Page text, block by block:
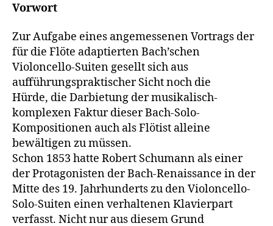
Vorwort
Zur Aufgabe eines angemessenen Vortrags der
für die Flöte adaptierten Bach’schen
Violoncello-Suiten gesellt sich aus
aufführungspraktischer Sicht noch die
Hürde, die Darbietung der musikalisch-
komplexen Faktur dieser Bach-Solo-
Kompositionen auch als Flötist alleine
bewältigen zu müssen.
Schon 1853 hatte Robert Schumann als einer
der Protagonisten der Bach-Renaissance in der
Mitte des 19. Jahrhunderts zu den Violoncello-
Solo-Suiten einen verhaltenen Klavierpart
verfasst. Nicht nur aus diesem Grund